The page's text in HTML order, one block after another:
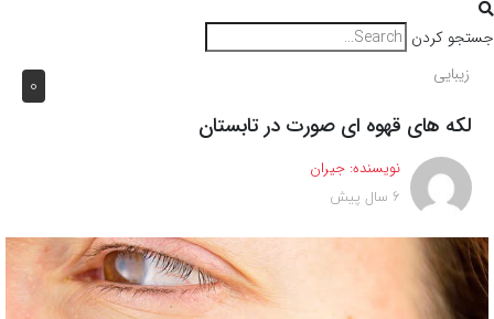
جستجو کردن
0 زیبایی
لکه های قهوه ای صورت در تابستان
نویسنده: جیران
6 سال پیش